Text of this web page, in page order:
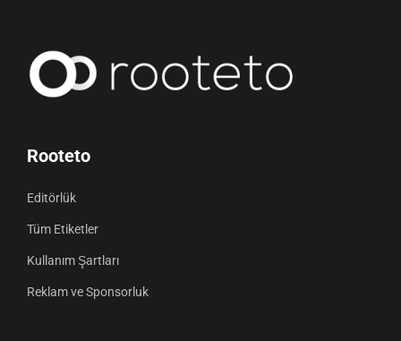
Rooteto
Editörlük
Tüm Etiketler
Kullanım Şartları
Reklam ve Sponsorluk